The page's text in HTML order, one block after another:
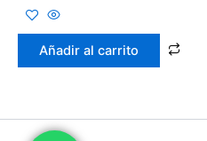
Añadir al carrito